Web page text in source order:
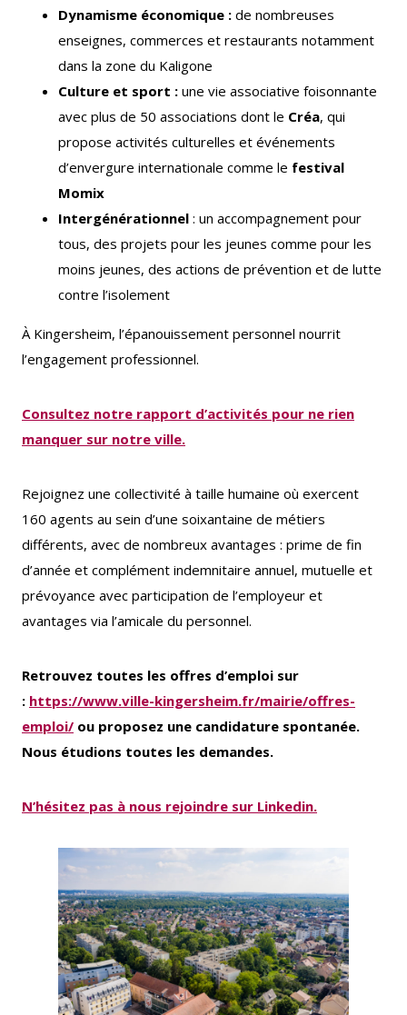
Dynamisme économique : de nombreuses
enseignes, commerces et restaurants notamment
dans la zone du Kaligone
Culture et sport : une vie associative foisonnante
avec plus de 50 associations dont le Créa, qui
propose activités culturelles et événements
d’envergure internationale comme le festival
Momix
Intergénérationnel : un accompagnement pour
tous, des projets pour les jeunes comme pour les
moins jeunes, des actions de prévention et de lutte
contre l’isolement
À Kingersheim, l’épanouissement personnel nourrit
l’engagement professionnel.
Consultez notre rapport d’activités pour ne rien
manquer sur notre ville.
Rejoignez une collectivité à taille humaine où exercent
160 agents au sein d’une soixantaine de métiers
différents, avec de nombreux avantages : prime de fin
d’année et complément indemnitaire annuel, mutuelle et
prévoyance avec participation de l’employeur et
avantages via l’amicale du personnel.
Retrouvez toutes les offres d’emploi sur
: https://www.ville-kingersheim.fr/mairie/offres-
emploi/ ou proposez une candidature spontanée.
Nous étudions toutes les demandes.
N’hésitez pas à nous rejoindre sur Linkedin.